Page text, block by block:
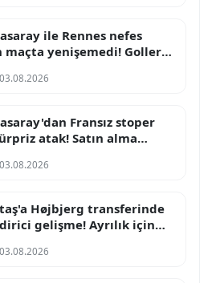
ile Rennes nefes
maçta yenişemedi! Goller
03.08.2026
Fransız stoper
atak! Satın alma
03.08.2026
Højbjerg transferinde
gelişme! Ayrılık için
03.08.2026